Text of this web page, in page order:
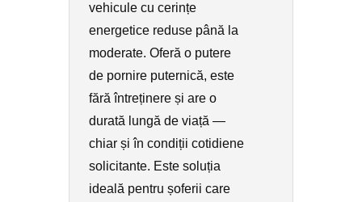
vehicule cu cerințe
energetice reduse până la
moderate. Oferă o putere
de pornire puternică, este
fără întreținere și are o
durată lungă de viață —
chiar și în condiții cotidiene
solicitante. Este soluția
ideală pentru șoferii care